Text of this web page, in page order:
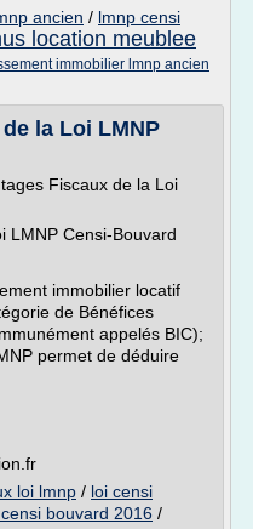
ancien / lmnp censi
location meublee
immobilier lmnp ancien
la Loi LMNP
Fiscaux de la Loi
LMNP Censi-Bouvard
immobilier locatif
de Bénéfices
appelés BIC);
permet de déduire
loi lmnp / loi censi
bouvard 2016 /